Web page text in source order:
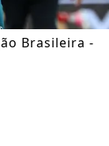
Brasileira -